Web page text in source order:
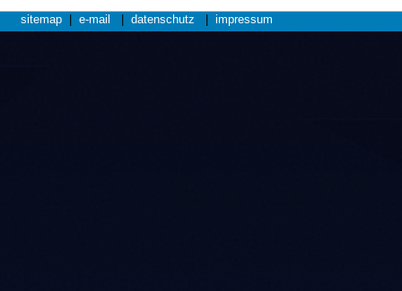
sitemap e-mail datenschutz impressum